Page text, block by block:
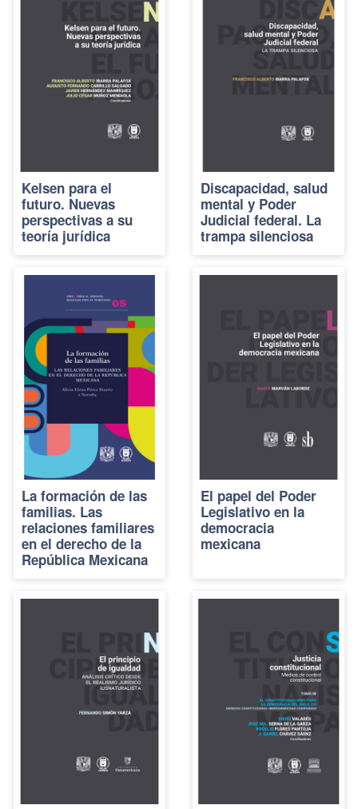
Kelsen para el
futuro. Nuevas
perspectivas a su
teoría jurídica
Discapacidad, salud
mental y Poder
Judicial federal. La
trampa silenciosa
La formación de las
familias. Las
relaciones familiares
en el derecho de la
República Mexicana
El papel del Poder
Legislativo en la
democracia
mexicana